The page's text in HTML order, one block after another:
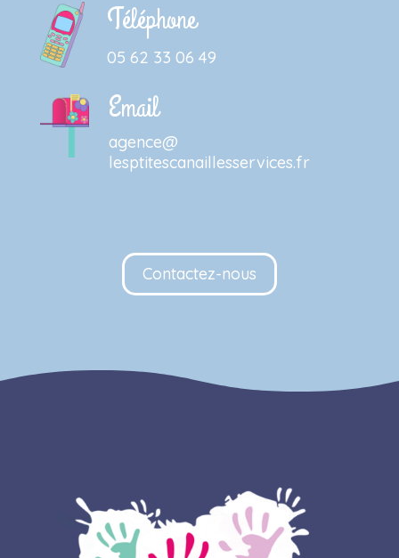
Téléphone
05 62 33 06 49
Email
agence@
lesptitescanaillesservices.fr
Contactez-nous